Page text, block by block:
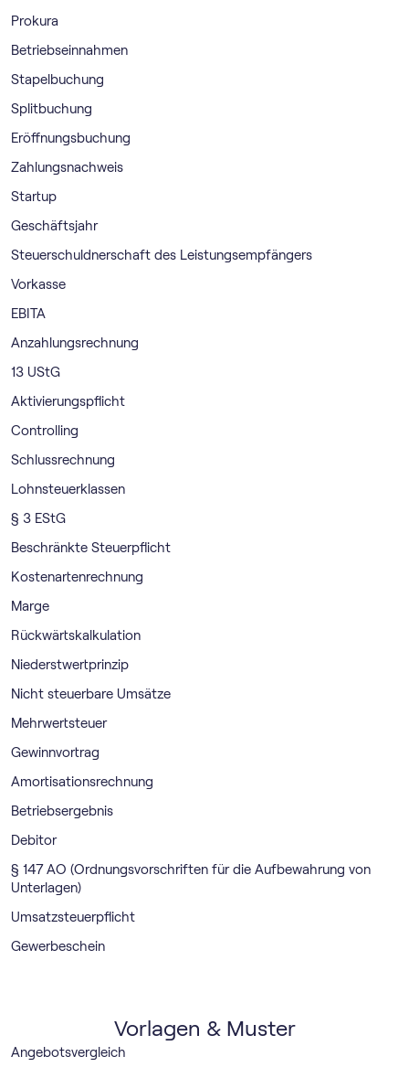
Prokura
Betriebseinnahmen
Stapelbuchung
Splitbuchung
Eröffnungsbuchung
Zahlungsnachweis
Startup
Geschäftsjahr
Steuerschuldnerschaft des Leistungsempfängers
Vorkasse
EBITA
Anzahlungsrechnung
13 UStG
Aktivierungspflicht
Controlling
Schlussrechnung
Lohnsteuerklassen
§ 3 EStG
Beschränkte Steuerpflicht
Kostenartenrechnung
Marge
Rückwärtskalkulation
Niederstwertprinzip
Nicht steuerbare Umsätze
Mehrwertsteuer
Gewinnvortrag
Amortisationsrechnung
Betriebsergebnis
Debitor
§ 147 AO (Ordnungsvorschriften für die Aufbewahrung von
Unterlagen)
Umsatzsteuerpflicht
Gewerbeschein
Vorlagen & Muster
Angebotsvergleich